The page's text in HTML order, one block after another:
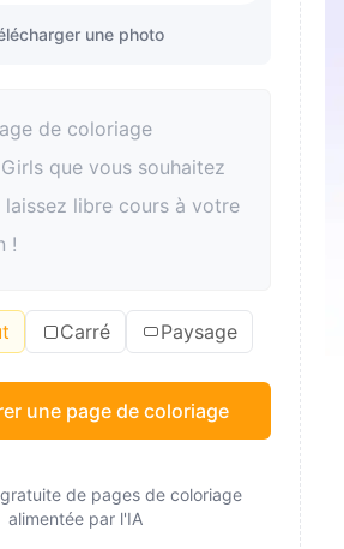
une photo
Carré Paysage
une page de coloriage
de pages de coloriage
alimentée par l'IA